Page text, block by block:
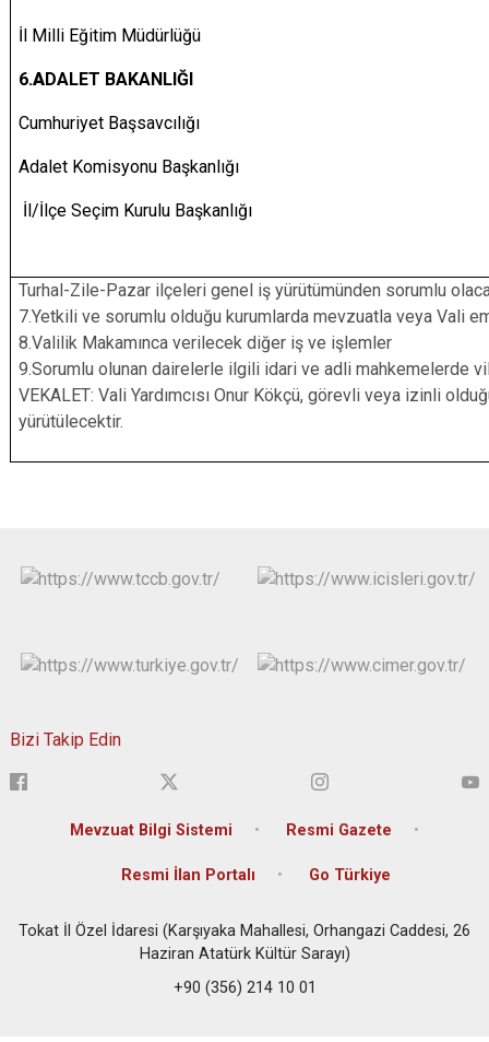
İl Milli Eğitim Müdürlüğü
6.ADALET BAKANLIĞI
Cumhuriyet Başsavcılığı
Adalet Komisyonu Başkanlığı
İl/İlçe Seçim Kurulu Başkanlığı
Turhal-Zile-Pazar ilçeleri genel iş yürütümünden sorumlu
7.Yetkili ve sorumlu olduğu kurumlarda mevzuatla veya Vali
8.Valilik Makamınca verilecek diğer iş ve işlemler
9.Sorumlu olunan dairelerle ilgili idari ve adli mahkemelerde
VEKALET: Vali Yardımcısı Onur Kökçü, görevli veya izinli
yürütülecektir.
Bizi Takip Edin
Mevzuat Bilgi Sistemi Resmi Gazete
Resmi İlan Portalı Go Türkiye
Tokat İl Özel İdaresi (Karşıyaka Mahallesi, Orhangazi Caddesi, 26
Haziran Atatürk Kültür Sarayı)
+90 (356) 214 10 01